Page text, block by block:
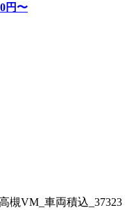
円〜
槻VM_車両積込_37323